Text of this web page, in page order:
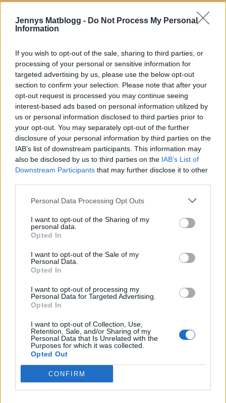
Jennys Matblogg - Do Not Process My Personal
Information
If you wish to opt-out of the sale, sharing to third parties, or
processing of your personal or sensitive information for
targeted advertising by us, please use the below opt-out
section to confirm your selection. Please note that after your
opt-out request is processed you may continue seeing
interest-based ads based on personal information utilized by
us or personal information disclosed to third parties prior to
your opt-out. You may separately opt-out of the further
disclosure of your personal information by third parties on the
IAB’s list of downstream participants. This information may
also be disclosed by us to third parties on the IAB’s List of
Downstream Participants that may further disclose it to other
Personal Data Processing Opt Outs
I want to opt-out of the Sharing of my
personal data.
Opted In
I want to opt-out of the Sale of my
Personal Data.
Opted In
I want to opt-out of processing my
Personal Data for Targeted Advertising.
Opted In
I want to opt-out of Collection, Use,
Retention, Sale, and/or Sharing of my
Personal Data that Is Unrelated with the
Purposes for which it was collected.
Opted Out
CONFIRM
FEM SVALKNADE
MILKSHAKES
Här kommer fem svalkande favoriter.